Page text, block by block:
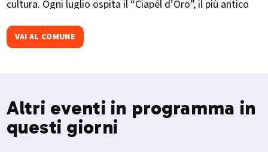
cultura. Ogni luglio ospita il “Ciapél d’Oro”, il più antico
con degustazioni, musica e trekking tra i vigneti.
VAI AL COMUNE
Altri eventi in programma in
questi giorni